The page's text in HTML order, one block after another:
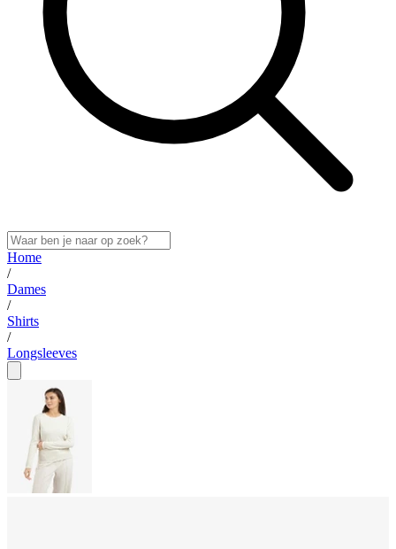
Home
/
Dames
/
Shirts
/
Longsleeves